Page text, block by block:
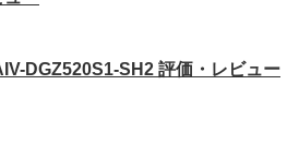
DGZ520S1-SH2 評価・レビュー